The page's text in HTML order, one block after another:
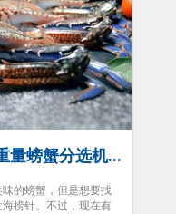
量螃蟹分选机...
的螃蟹，但是想要找
捞针。不过，现在有